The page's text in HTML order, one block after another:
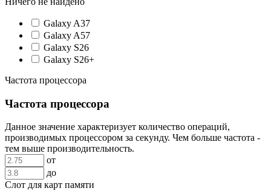
Galaxy A37
Galaxy A57
Galaxy S26
Galaxy S26+
Частота процессора
Частота процессора
Данное значение характеризует количество операций,
производимых процессором за секунду. Чем больше частота -
тем выше производительность.
от
до
Слот для карт памяти